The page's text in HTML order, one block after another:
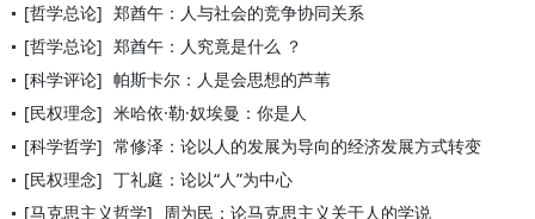
[哲学总论] 郑酋午：人与社会的竞争协同关系
[哲学总论] 郑酋午：人究竟是什么 ？
[科学评论] 帕斯卡尔：人是会思想的芦苇
[民权理念] 米哈依·勒·奴埃曼：你是人
[科学哲学] 常修泽：论以人的发展为导向的经济发展方式转变
[民权理念] 丁礼庭：论以“人”为中心
[马克思主义哲学] 周为民：论马克思主义关于人的学说